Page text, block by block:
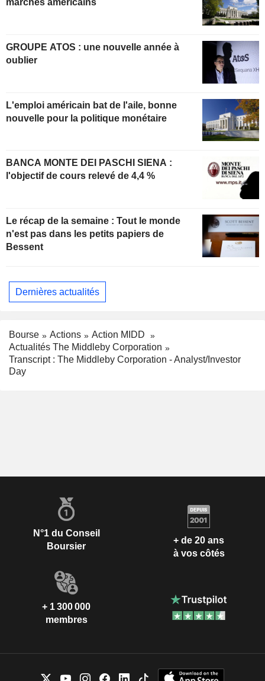
marchés américains
GROUPE ATOS : une nouvelle année à
oublier
L'emploi américain bat de l'aile, bonne
nouvelle pour la politique monétaire
BANCA MONTE DEI PASCHI SIENA :
l'objectif de cours relevé de 4,4 %
Le récap de la semaine : Tout le monde
n'est pas dans les petits papiers de
Bessent
Dernières actualités
Bourse Actions
Action MIDD
Actualités The Middleby Corporation
Transcript : The Middleby Corporation - Analyst/Investor
Day
N°1 du Conseil
Boursier
+ de 20 ans
à vos côtés
+ 1 300 000
membres